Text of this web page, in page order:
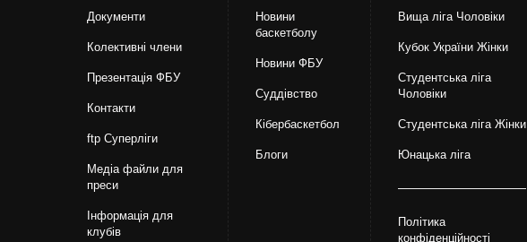
Документи
Колективні члени
Презентація ФБУ
Контакти
ftp Суперліги
Медіа файли для
преси
Інформація для
клубів
Новини
баскетболу
Новини ФБУ
Суддівство
Кібербаскетбол
Блоги
Вища лiга Чоловіки
Кубок України Жінки
Студентська ліга
Чоловiки
Студентська ліга Жінки
Юнацька ліга
Політика
конфіденційності